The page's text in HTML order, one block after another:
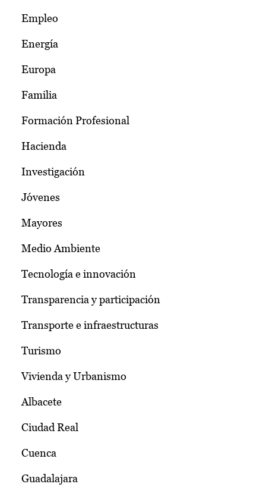
Empleo
Energía
Europa
Familia
Formación Profesional
Hacienda
Investigación
Jóvenes
Mayores
Medio Ambiente
Tecnología e innovación
Transparencia y participación
Transporte e infraestructuras
Turismo
Vivienda y Urbanismo
Albacete
Ciudad Real
Cuenca
Guadalajara